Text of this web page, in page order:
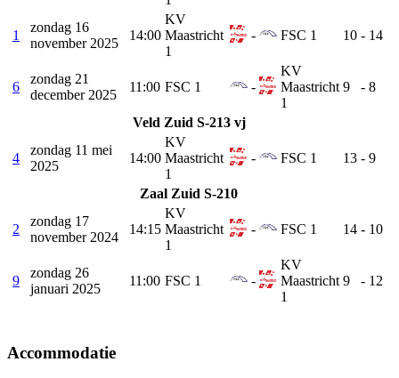
1
zondag 16
november 2025
14:00
KV
Maastricht
1
- FSC 1 10 - 14
6
zondag 21
december 2025
11:00 FSC 1 -
KV
Maastricht
1
9 - 8
Veld Zuid S-213 vj
4
zondag 11 mei
2025
14:00
KV
Maastricht
1
- FSC 1 13 - 9
Zaal Zuid S-210
2
zondag 17
november 2024
14:15
KV
Maastricht
1
- FSC 1 14 - 10
9
zondag 26
januari 2025
11:00 FSC 1 -
KV
Maastricht
1
9 - 12
Accommodatie